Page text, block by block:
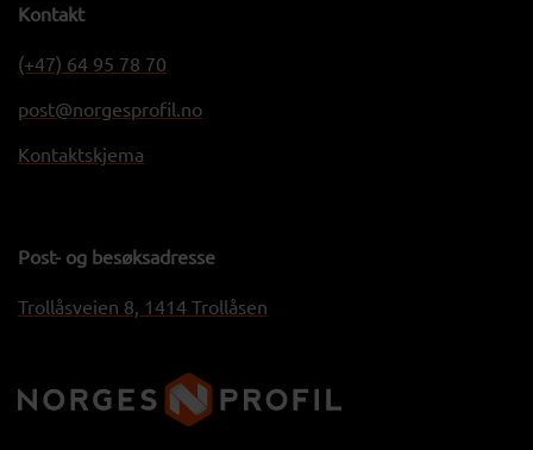
Kontakt
(+47) 64 95 78 70
post@norgesprofil.no
Kontaktskjema
Post- og besøksadresse
Trollåsveien 8, 1414 Trollåsen